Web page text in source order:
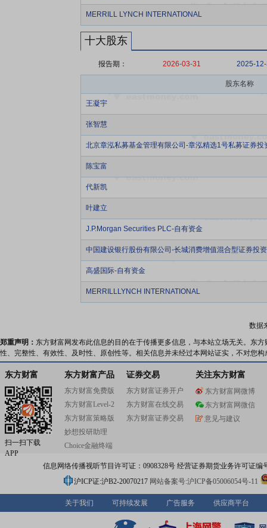
MERRILL LYNCH INTERNATIONAL
十大股东
报告期： 2026-03-31 2025-
股东名称
王凝宇
张智慧
北京章泓私募基金管理有限公司-章泓精选1号私募证券投
陈宝富
代新凯
叶建立
J.P.Morgan Securities PLC-自有资金
中国建设银行股份有限公司-长城消费增值混合型证券投
高盛国际-自有资金
MERRILLLYNCH INTERNATIONAL
数据
郑重声明： 东方财富网发布此信息的目的在于传播更多信息，与本站立场无关。东
性、完整性、有效性、及时性、原创性等。相关信息并未经过本网站证实，不对您
东方财富
扫一扫下载
APP
东方财富产品
东方财富免费版
东方财富Level-2
东方财富策略版
妙想投研助理
Choice金融终端
证券交易
东方财富证券开户
东方财富在线交易
东方财富证券交易
关注东方财富
东方财富网微博
东方财富网微信
意见与建议
信息网络传播视听节目许可证：0908328号 经营证券期货业务许可证编
沪ICP证:沪B2-20070217 网站备案号:沪ICP备05006054号-11
关于我们 可持续发展 广告服务 供应商平台